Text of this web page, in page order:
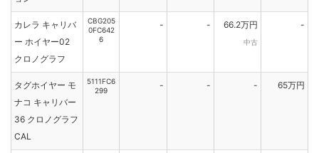
カレラ キャリバ
ー ホイヤー02
クロノグラフ
CBG205
0FC642
6
- - 66.2万円
中古
-
タグホイヤー モ
ナコ キャリバー
36 クロノグラフ
CAL
5111FC6
299
- - - 65万円